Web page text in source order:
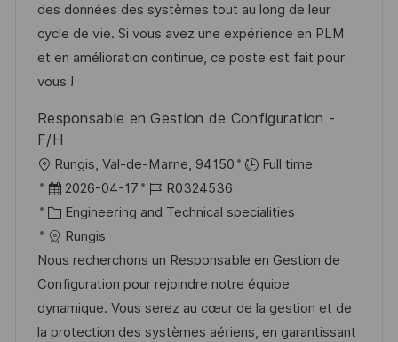
m
d
e
r
e
f
e
l
I
D
e
g
o
r
e
des données des systèmes tout au long de leur
cycle de vie. Si vous avez une expérience en PLM
et en amélioration continue, ce poste est fait pour
vous !
Responsable en Gestion de Configuration -
F/H
O
r
t
Rungis, Val-de-Marne, 94150
Full time
D
a
t
u
m
d
e
2026-04-17
J
o
-
I
D
R0324536
K
a
t
e
g
o
Engineering and Technical specialities
Rungis
Nous recherchons un Responsable en Gestion de
Configuration pour rejoindre notre équipe
dynamique. Vous serez au cœur de la gestion et de
la protection des systèmes aériens, en garantissant